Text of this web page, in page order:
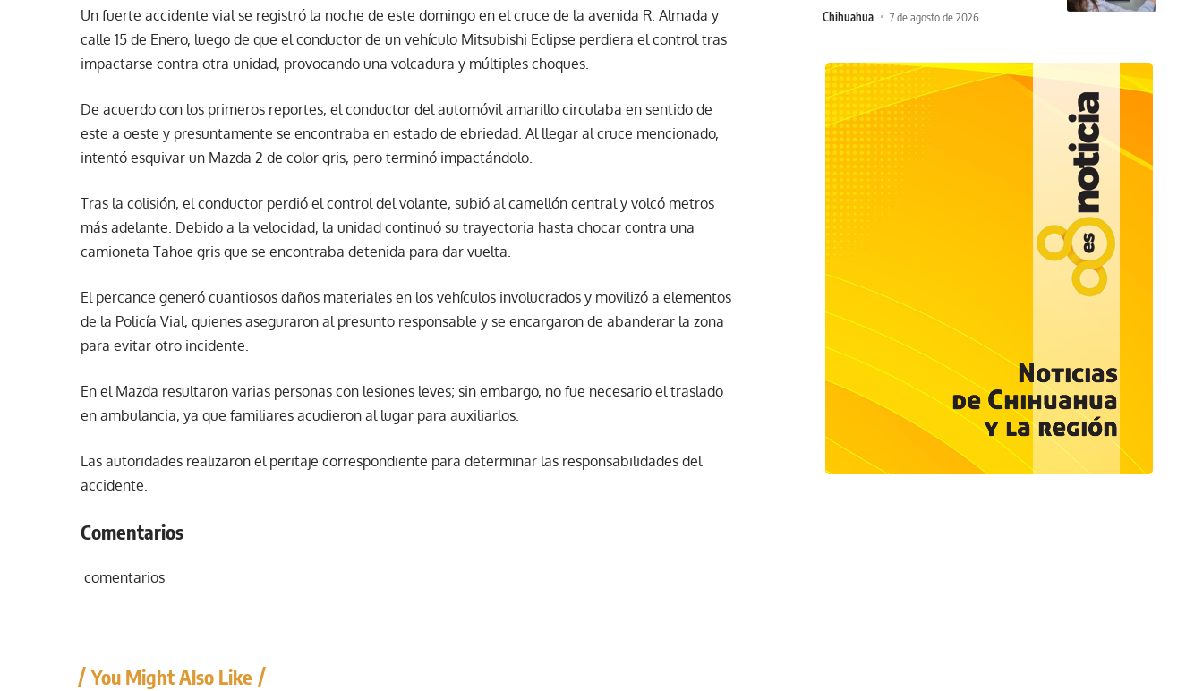
Un fuerte accidente vial se registró la noche de este domingo en el cruce de la avenida R. Almada y
calle 15 de Enero, luego de que el conductor de un vehículo Mitsubishi Eclipse perdiera el control tras
impactarse contra otra unidad, provocando una volcadura y múltiples choques.
De acuerdo con los primeros reportes, el conductor del automóvil amarillo circulaba en sentido de
este a oeste y presuntamente se encontraba en estado de ebriedad. Al llegar al cruce mencionado,
intentó esquivar un Mazda 2 de color gris, pero terminó impactándolo.
Tras la colisión, el conductor perdió el control del volante, subió al camellón central y volcó metros
más adelante. Debido a la velocidad, la unidad continuó su trayectoria hasta chocar contra una
camioneta Tahoe gris que se encontraba detenida para dar vuelta.
El percance generó cuantiosos daños materiales en los vehículos involucrados y movilizó a elementos
de la Policía Vial, quienes aseguraron al presunto responsable y se encargaron de abanderar la zona
para evitar otro incidente.
En el Mazda resultaron varias personas con lesiones leves; sin embargo, no fue necesario el traslado
en ambulancia, ya que familiares acudieron al lugar para auxiliarlos.
Las autoridades realizaron el peritaje correspondiente para determinar las responsabilidades del
accidente.
Comentarios
comentarios
You Might Also Like
Chihuahua 7 de agosto de 2026